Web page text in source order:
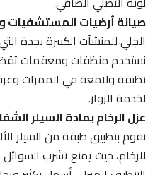
صيانة أرضيات المستشفيات
الجلي للمنشآت الكبيرة بجدة
نستخدم منظفات ومعقمات تقضي
نظيفة ولامعة في الممرات وغرف
لخدمة الزوار.
عزل الرخام بمادة السيلر الشفاف
نقوم بتطبيق طبقة من السيلر
للرخام، حيث يمنع تشرب السوائل